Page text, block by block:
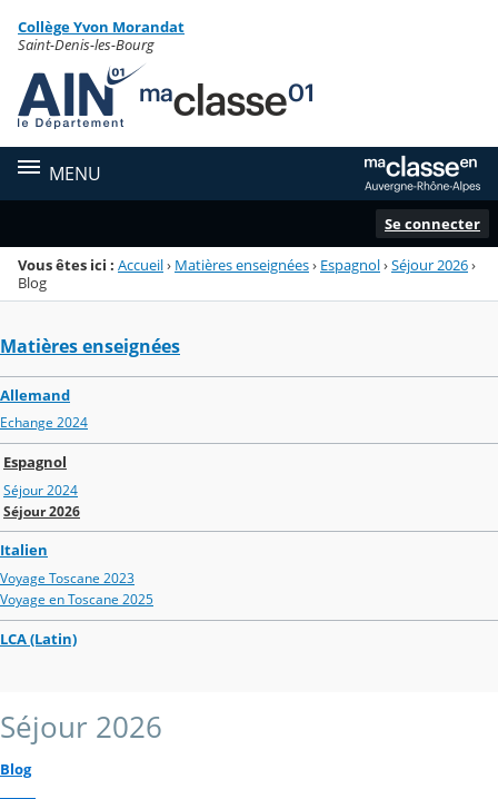
Menu de la rubrique
Contenu
Collège Yvon Morandat
Saint-Denis-les-Bourg
MENU
Se connecter
Vous êtes ici : Accueil› Matières enseignées› Espagnol›Séjour 2026›
Blog
Matières enseignées
Allemand
Echange 2024
Espagnol
Séjour 2024
Séjour 2026
Italien
Voyage Toscane 2023
Voyage en Toscane 2025
LCA (Latin)
Séjour 2026
Blog